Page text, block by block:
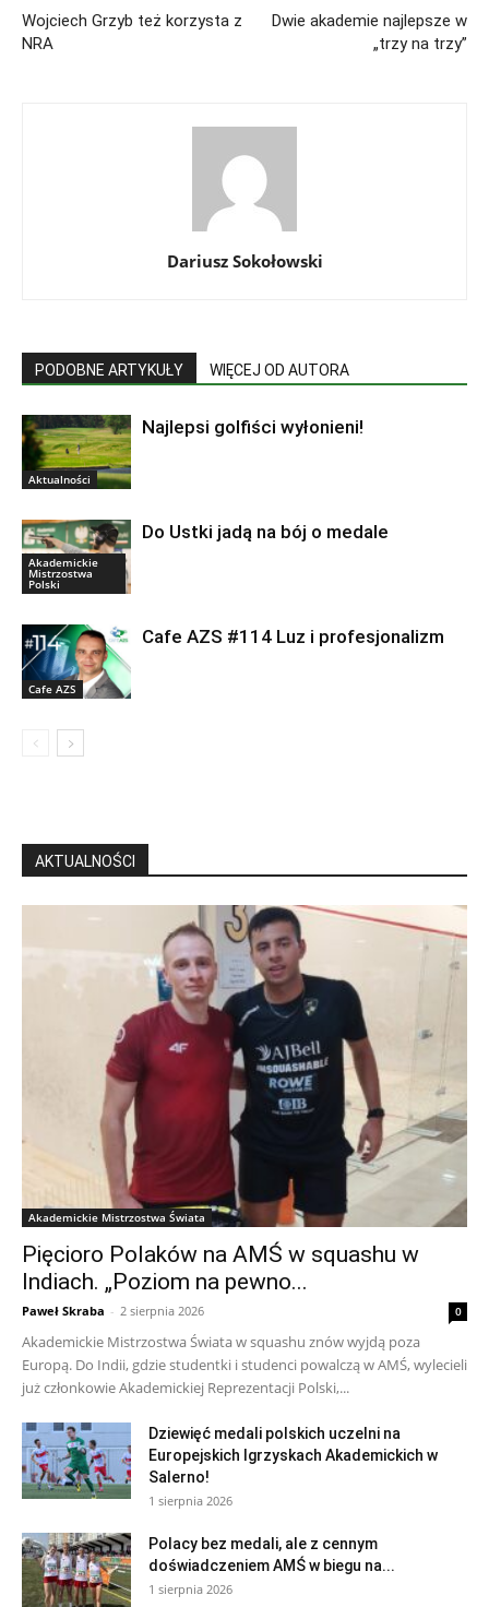
Wojciech Grzyb też korzysta z
NRA
Dwie akademie najlepsze w
„trzy na trzy”
Dariusz Sokołowski
PODOBNE ARTYKUŁY WIĘCEJ OD AUTORA
Aktualności
Najlepsi golfiści wyłonieni!
Akademickie
Mistrzostwa
Polski
Do Ustki jadą na bój o medale
Cafe AZS
Cafe AZS #114 Luz i profesjonalizm
AKTUALNOŚCI
Akademickie Mistrzostwa Świata
Pięcioro Polaków na AMŚ w squashu w
Indiach. „Poziom na pewno...
Paweł Skraba - 2 sierpnia 2026 0
Akademickie Mistrzostwa Świata w squashu znów wyjdą poza
Europą. Do Indii, gdzie studentki i studenci powalczą w AMŚ, wylecieli
już członkowie Akademickiej Reprezentacji Polski,...
Dziewięć medali polskich uczelni na
Europejskich Igrzyskach Akademickich w
Salerno!
1 sierpnia 2026
Polacy bez medali, ale z cennym
doświadczeniem AMŚ w biegu na...
1 sierpnia 2026